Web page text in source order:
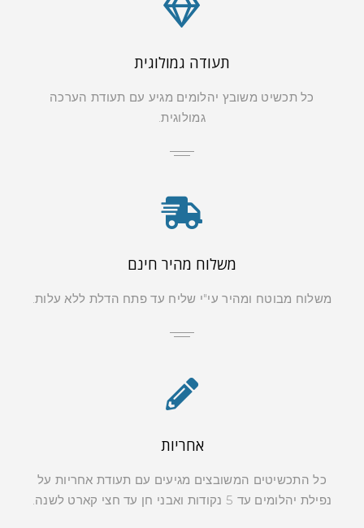
תעודה גמולוגית
כל תכשיט משובץ יהלומים מגיע עם תעודת הערכה
גמולוגית.
משלוח מהיר חינם
משלוח מבוטח ומהיר עי"י שליח עד פתח הדלת ללא עלות.
אחריות
כל התכשיטים המשובצים מגיעים עם תעודת אחריות על
נפילת יהלומים עד 5 נקודות ואבני חן עד חצי קארט לשנה.